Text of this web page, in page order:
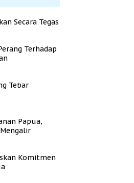
Secara Tegas
Terhadap
Tebar
Papua,
Komitmen